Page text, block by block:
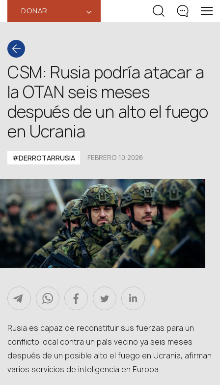
DONAR ‹
CSM: Rusia podría atacar a
la OTAN seis meses
después de un alto el fuego
en Ucrania
#DERROTARRUSIA FEBRERO 10,2026
Rusia es capaz de reconstituir sus fuerzas para un
conflicto local contra un país vecino ya seis meses
después de un posible alto el fuego en Ucrania, afirman
varios servicios de inteligencia en Europa.